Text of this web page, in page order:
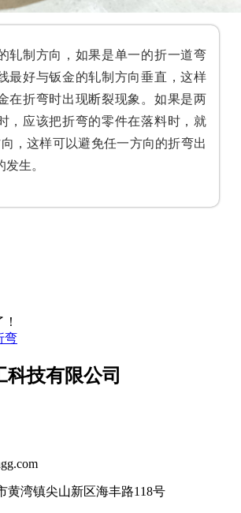
轧制方向，如果是单一的折一道弯
最好与钣金的轧制方向垂直，这样
在折弯时出现断裂现象。如果是两
，应该把折弯的零件在落料时，就
，这样可以避免任一方向的折弯出
生。
弯
技有限公司
黄湾镇尖山新区海丰路118号